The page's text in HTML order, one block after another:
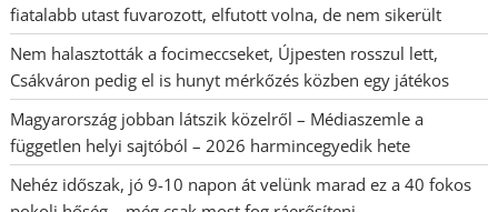
fiatalabb utast fuvarozott, elfutott volna, de nem sikerült
Nem halasztották a focimeccseket, Újpesten rosszul lett,
Csákváron pedig el is hunyt mérkőzés közben egy játékos
Magyarország jobban látszik közelről – Médiaszemle a
független helyi sajtóból – 2026 harmincegyedik hete
Nehéz időszak, jó 9-10 napon át velünk marad ez a 40 fokos